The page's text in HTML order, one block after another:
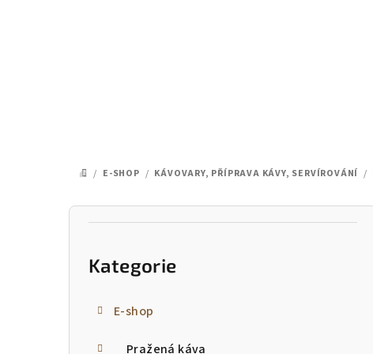
DOMŮ
/ E-SHOP / KÁVOVARY, PŘÍPRAVA KÁVY, SERVÍROVÁNÍ /
P
Kategorie
E-shop
Pražená káva